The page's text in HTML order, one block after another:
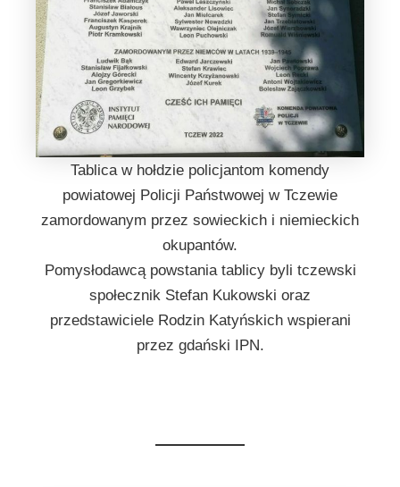
Tablica w hołdzie policjantom komendy
powiatowej Policji Państwowej w Tczewie
zamordowanym przez sowieckich i niemieckich
okupantów.
Pomysłodawcą powstania tablicy byli tczewski
społecznik Stefan Kukowski oraz
przedstawiciele Rodzin Katyńskich wspierani
przez gdański IPN.